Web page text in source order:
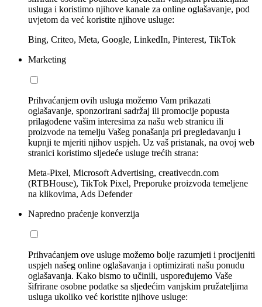
usluga i koristimo njihove kanale za online oglašavanje, pod
uvjetom da već koristite njihove usluge:
Bing, Criteo, Meta, Google, LinkedIn, Pinterest, TikTok
Marketing
Prihvaćanjem ovih usluga možemo Vam prikazati
oglašavanje, sponzorirani sadržaj ili promocije popusta
prilagođene vašim interesima za našu web stranicu ili
proizvode na temelju Vašeg ponašanja pri pregledavanju i
kupnji te mjeriti njihov uspjeh. Uz vaš pristanak, na ovoj web
stranici koristimo sljedeće usluge trećih strana:
Meta-Pixel, Microsoft Advertising, creativecdn.com
(RTBHouse), TikTok Pixel, Preporuke proizvoda temeljene
na klikovima, Ads Defender
Napredno praćenje konverzija
Prihvaćanjem ove usluge možemo bolje razumjeti i procijeniti
uspjeh našeg online oglašavanja i optimizirati našu ponudu
oglašavanja. Kako bismo to učinili, uspoređujemo Vaše
šifrirane osobne podatke sa sljedećim vanjskim pružateljima
usluga ukoliko već koristite njihove usluge: